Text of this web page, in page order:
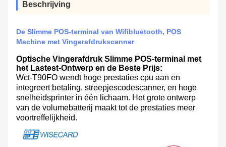
Beschrijving
De Slimme POS-terminal van Wifibluetooth, POS
Machine met Vingerafdrukscanner
Optische Vingerafdruk Slimme POS-terminal met
het Lastest-Ontwerp en de Beste Prijs:
Wct-T90FO wendt hoge prestaties cpu aan en
integreert betaling, streepjescodescanner, en hoge
snelheidsprinter in één lichaam. Het grote ontwerp
van de volumebatterij maakt tot de prestaties meer
voortreffelijkheid.